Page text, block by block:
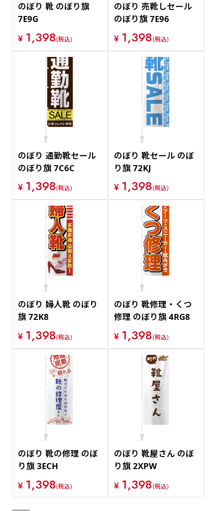
のぼり 靴 のぼり旗
7E9G
¥ 1,398(税込)
のぼり 売靴しセール
のぼり旗 7E96
¥ 1,398(税込)
のぼり 通勤靴セール
のぼり旗 7C6C
¥ 1,398(税込)
のぼり 靴セール のぼ
り旗 72KJ
¥ 1,398(税込)
のぼり 婦人靴 のぼり
旗 72K8
¥ 1,398(税込)
のぼり 靴修理・くつ
修理 のぼり旗 4RG8
¥ 1,398(税込)
のぼり 靴の修理 のぼ
り旗 3ECH
¥ 1,398(税込)
のぼり 靴屋さん のぼ
り旗 2XPW
¥ 1,398(税込)